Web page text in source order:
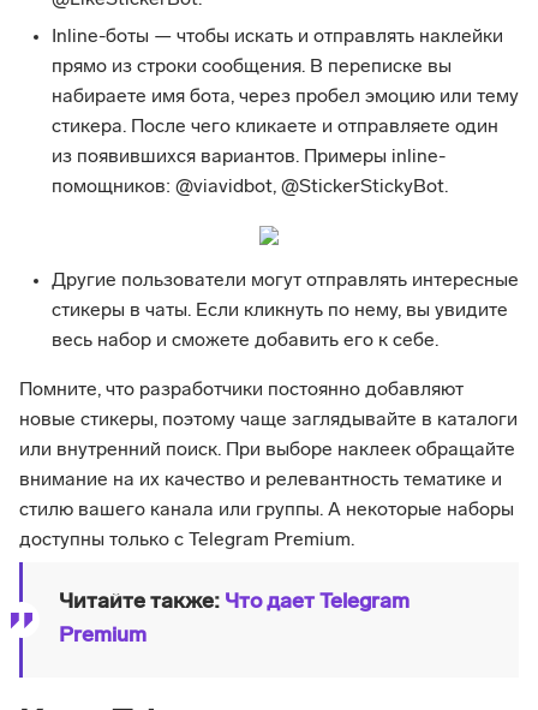
Inline-боты — чтобы искать и отправлять наклейки
прямо из строки сообщения. В переписке вы
набираете имя бота, через пробел эмоцию или тему
стикера. После чего кликаете и отправляете один
из появившихся вариантов. Примеры inline-
помощников: @viavidbot, @StickerStickyBot.
Другие пользователи могут отправлять интересные
стикеры в чаты. Если кликнуть по нему, вы увидите
весь набор и сможете добавить его к себе.
Помните, что разработчики постоянно добавляют
новые стикеры, поэтому чаще заглядывайте в каталоги
или внутренний поиск. При выборе наклеек обращайте
внимание на их качество и релевантность тематике и
стилю вашего канала или группы. А некоторые наборы
доступны только с Telegram Premium.
Читайте также: Что дает Telegram
Premium